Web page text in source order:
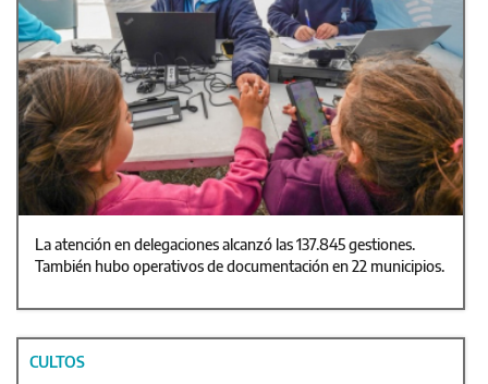
La atención en delegaciones alcanzó las 137.845 gestiones.
También hubo operativos de documentación en 22 municipios.
CULTOS